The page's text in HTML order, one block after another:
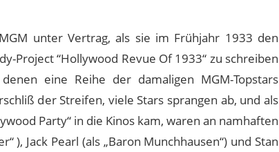
unter Vertrag, als sie im Frühjahr 1933 den
Project “Hollywood Revue Of 1933“ zu schreiben
eine Reihe der damaligen MGM-Topstars
der Streifen, viele Stars sprangen ab, und als
Party“ in die Kinos kam, waren an namhaften
), Jack Pearl (als „Baron Munchhausen“) und Stan